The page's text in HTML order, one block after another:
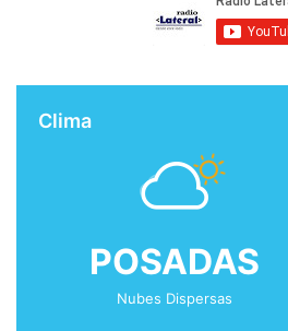
Clima
POSADAS
Nubes Dispersas